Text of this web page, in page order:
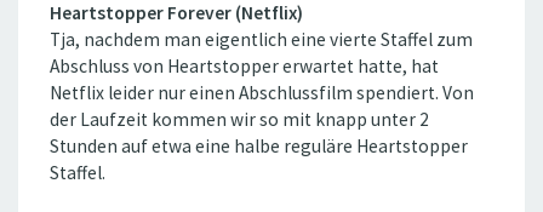
Heartstopper Forever (Netflix)
Tja, nachdem man eigentlich eine vierte Staffel zum
Abschluss von Heartstopper erwartet hatte, hat
Netflix leider nur einen Abschlussfilm spendiert. Von
der Laufzeit kommen wir so mit knapp unter 2
Stunden auf etwa eine halbe reguläre Heartstopper
Staffel.